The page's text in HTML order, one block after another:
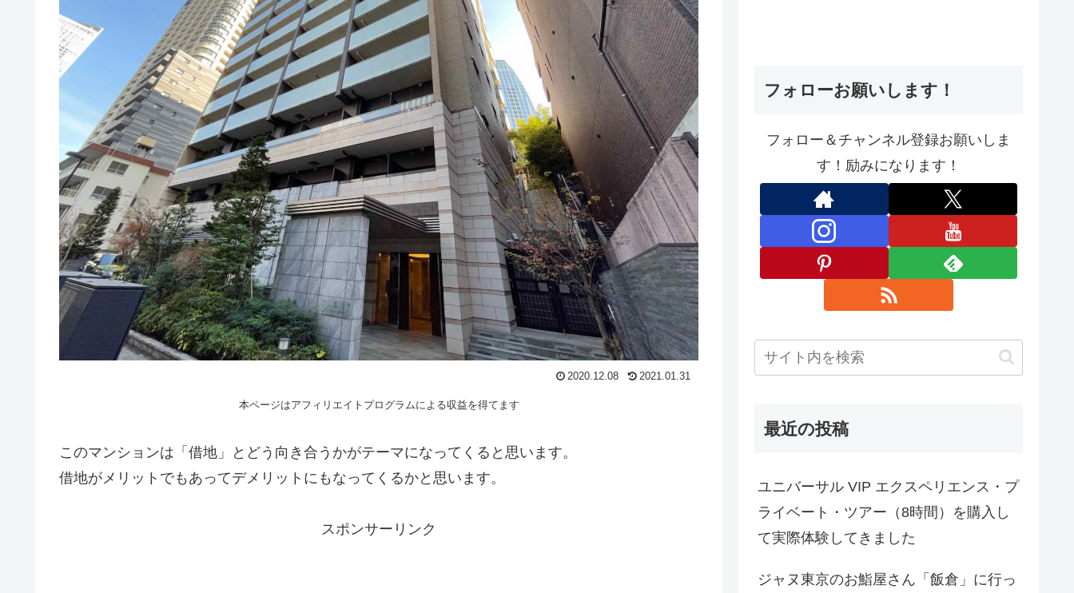
2020.12.08 2021.01.31
本ページはアフィリエイトプログラムによる収益を得てます
このマンションは「借地」とどう向き合うかがテーマになってくると思います。
借地がメリットでもあってデメリットにもなってくるかと思います。
スポンサーリンク
フォローお願いします！
フォロー＆チャンネル登録お願いしま
す！励みになります！
最近の投稿
ユニバーサル VIP エクスペリエンス・プ
ライベート・ツアー（8時間）を購入し
て実際体験してきました
ジャヌ東京のお鮨屋さん「飯倉」に行っ